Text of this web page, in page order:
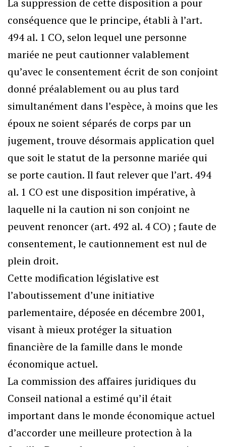
La suppression de cette disposition a pour
conséquence que le principe, établi à l’art.
494 al. 1 CO, selon lequel une personne
mariée ne peut cautionner valablement
qu’avec le consentement écrit de son conjoint
donné préalablement ou au plus tard
simultanément dans l’espèce, à moins que les
époux ne soient séparés de corps par un
jugement, trouve désormais application quel
que soit le statut de la personne mariée qui
se porte caution. Il faut relever que l’art. 494
al. 1 CO est une disposition impérative, à
laquelle ni la caution ni son conjoint ne
peuvent renoncer (art. 492 al. 4 CO) ; faute de
consentement, le cautionnement est nul de
plein droit.
Cette modification législative est
l’aboutissement d’une initiative
parlementaire, déposée en décembre 2001,
visant à mieux protéger la situation
financière de la famille dans le monde
économique actuel.
La commission des affaires juridiques du
Conseil national a estimé qu’il était
important dans le monde économique actuel
d’accorder une meilleure protection à la